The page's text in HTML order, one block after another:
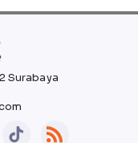
Surabaya